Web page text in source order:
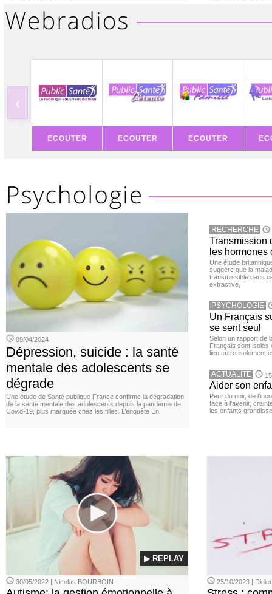
‹
ECOUTER ECOUTER ECOUTER
09/04/2024
Dépression, suicide : la santé
mentale des adolescents se
dégrade
Une étude de Santé publique France confirme la dégradation
de la santé mentale des adolescents depuis la pandémie de
Covid-19, plus marquée chez les filles. L’enquête En
RECHERCHE
Transmission
les hormones
Une étude
suggère que la
transmissible dans
extractive,
PSYCHOLOGIE
Un Français
se sent seul
Selon un rapport de
Français sont isolés
lien entre isolement
ACTUALITE
Aider son
Peur du noir, de
face à l'avenir,
les enfants
▶ REPLAY
30/05/2022 | Nicolas BOURBOIN 25/10/2023 |